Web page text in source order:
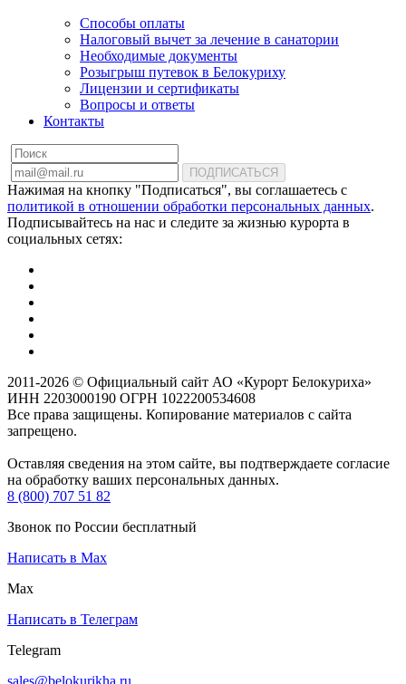
Способы оплаты
Налоговый вычет за лечение в санатории
Необходимые документы
Розыгрыш путевок в Белокуриху
Лицензии и сертификаты
Вопросы и ответы
Контакты
ПОДПИСАТЬСЯ
Нажимая на кнопку "Подписаться", вы соглашаетесь с
политикой в отношении обработки персональных данных.
Подписывайтесь на нас и следите за жизнью курорта в
социальных сетях:
2011-2026 © Официальный сайт АО «Курорт Белокуриха»
ИНН 2203000190 ОГРН 1022200534608
Все права защищены. Копирование материалов с сайта
запрещено.
Оставляя сведения на этом сайте, вы подтверждаете согласие
на обработку ваших персональных данных.
8 (800) 707 51 82
Звонок по России бесплатный
Написать в Max
Max
Написать в Телеграм
Telegram